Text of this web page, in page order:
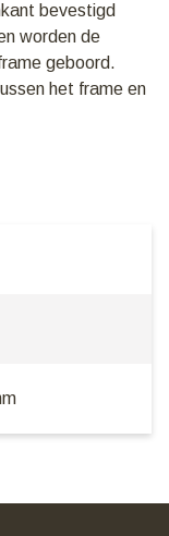
bevestigd
worden de
geboord.
het frame en